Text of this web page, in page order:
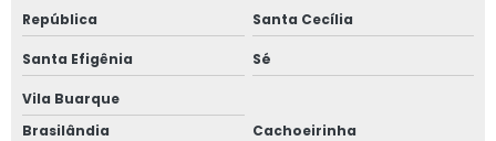
Janela de alumínio anti ruído com vidro duplo
Janela de alumínio anti ruído com vidro fumê
Janela de alumínio sob medida
República Santa Cecília
Santa Efigênia Sé
Vila Buarque
Brasilândia
Cachoeirinha